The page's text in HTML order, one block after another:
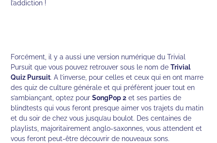
l’addiction !
Forcément, il y a aussi une version numérique du Trivial
Pursuit que vous pouvez retrouver sous le nom deTrivial
Quiz Pursuit. A l’inverse, pour celles et ceux qui en ont marre
des quiz de culture générale et qui préfèrent jouer tout en
s’ambiançant, optez pourSongPop 2 et ses parties de
blindtests qui vous feront presque aimer vos trajets du matin
et du soir de chez vous jusqu’au boulot. Des centaines de
playlists, majoritairement anglo-saxonnes, vous attendent et
vous feront peut-être découvrir de nouveaux sons.